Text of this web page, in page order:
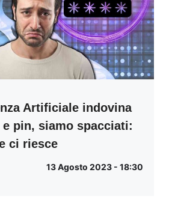
Artificiale indovina
pin, siamo spacciati:
ci riesce
13 Agosto 2023 - 18:30